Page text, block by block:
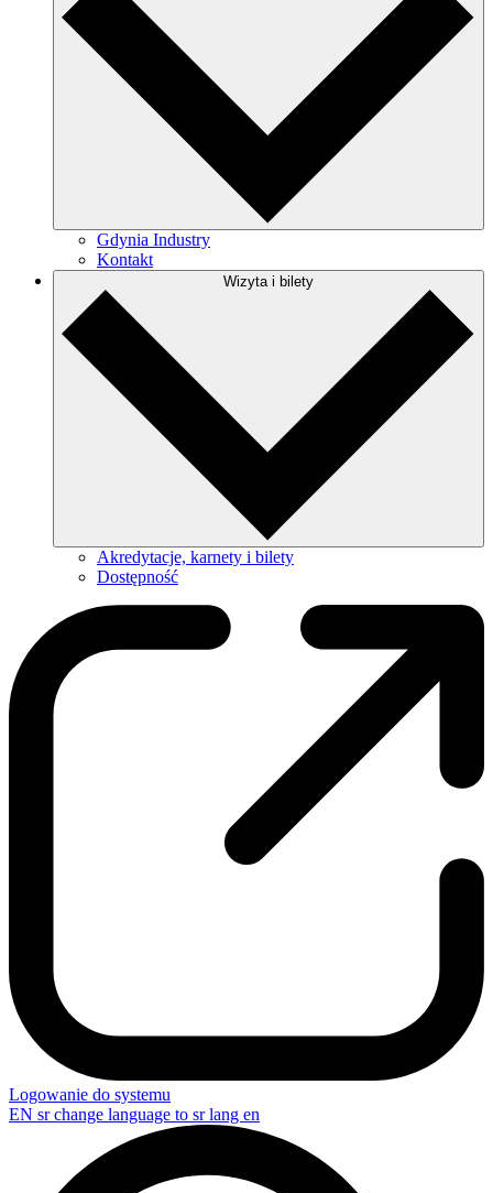
Gdynia Industry
Kontakt
Wizyta i bilety
Akredytacje, karnety i bilety
Dostępność
Logowanie do systemu
EN sr change language to sr lang en